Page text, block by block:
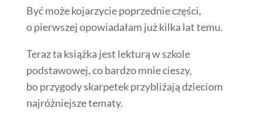
Być może kojarzycie poprzednie części,
o pierwszej opowiadałam już kilka lat temu.
Teraz ta książka jest lekturą w szkole
podstawowej, co bardzo mnie cieszy,
bo przygody skarpetek przybliżają dzieciom
najróżniejsze tematy.